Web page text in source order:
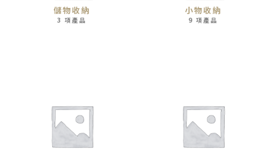
儲物收納
3 項產品
小物收納
9 項產品